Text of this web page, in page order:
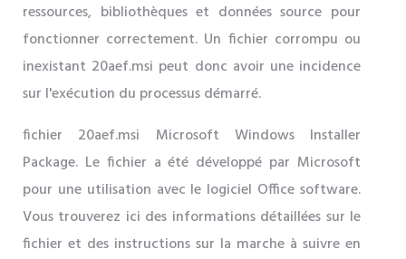
ressources, bibliothèques et données source pour
fonctionner correctement. Un fichier corrompu ou
inexistant 20aef.msi peut donc avoir une incidence
sur l'exécution du processus démarré.
fichier 20aef.msi Microsoft Windows Installer
Package. Le fichier a été développé par Microsoft
pour une utilisation avec le logiciel Office software.
Vous trouverez ici des informations détaillées sur le
fichier et des instructions sur la marche à suivre en